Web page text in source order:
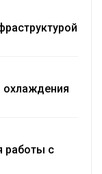
охлаждения
работы с